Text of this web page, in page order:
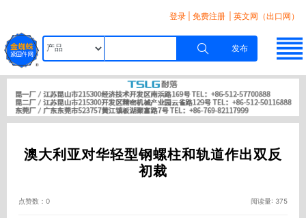
登录 免费注册 | 英文网（出口网）
发布
澳大利亚对华轻型钢螺柱和轨道作出双反
初裁
点赞数：0 阅读量: 375